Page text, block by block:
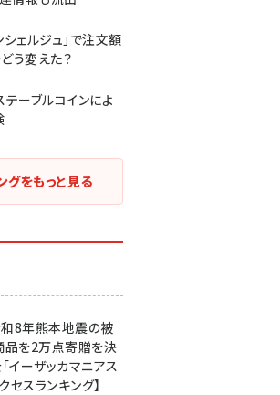
ェルジュ」で注文額
う変えた？
テーブルコインによ
グをもっと見る
和8年熊本地震の被
品を2万点寄贈を決
イーザッカマニアス
セスランキング】